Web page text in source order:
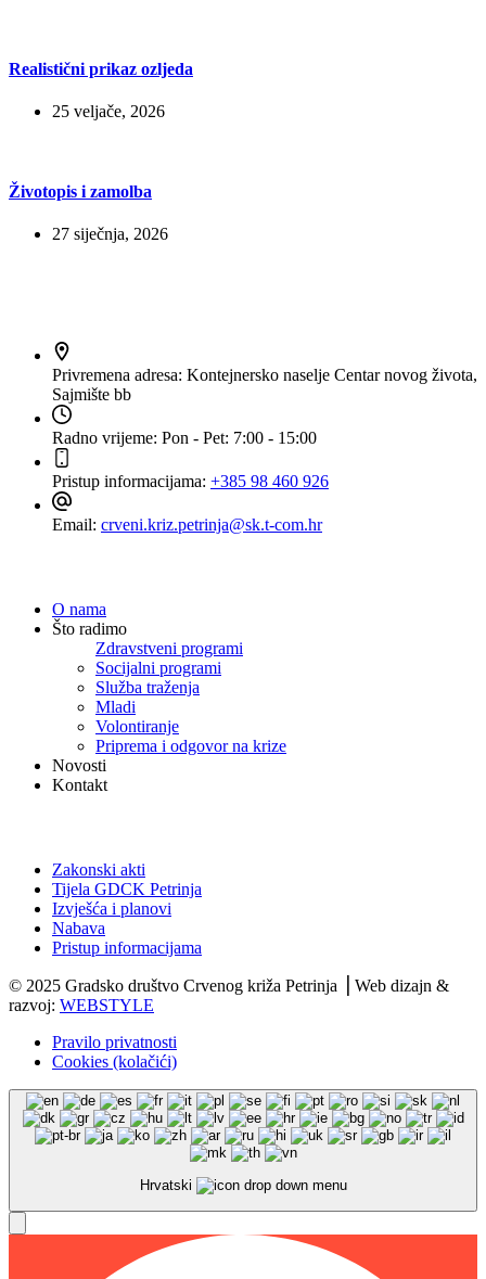
Realistični prikaz ozljeda
25 veljače, 2026
Životopis i zamolba
27 siječnja, 2026
Privremena adresa: Kontejnersko naselje Centar novog života,
Sajmište bb
Radno vrijeme: Pon - Pet: 7:00 - 15:00
Pristup informacijama: +385 98 460 926
Email: crveni.kriz.petrinja@sk.t-com.hr
O nama
Što radimo
Zdravstveni programi
Socijalni programi
Služba traženja
Mladi
Volontiranje
Priprema i odgovor na krize
Novosti
Kontakt
Zakonski akti
Tijela GDCK Petrinja
Izvješća i planovi
Nabava
Pristup informacijama
© 2025 Gradsko društvo Crvenog križa Petrinja ⎟ Web dizajn &
razvoj: WEBSTYLE
Pravilo privatnosti
Cookies (kolačići)
Hrvatski